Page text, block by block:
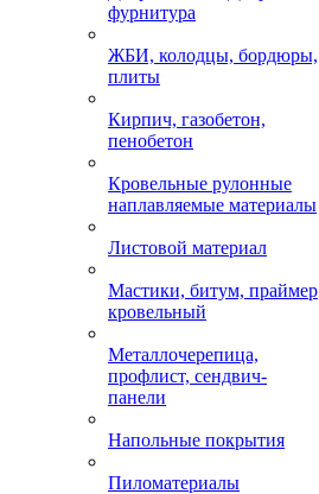
фурнитура
ЖБИ, колодцы, бордюры,
плиты
Кирпич, газобетон,
пенобетон
Кровельные рулонные
наплавляемые материалы
Листовой материал
Мастики, битум, праймер
кровельный
Металлочерепица,
профлист, сендвич-
панели
Напольные покрытия
Пиломатериалы